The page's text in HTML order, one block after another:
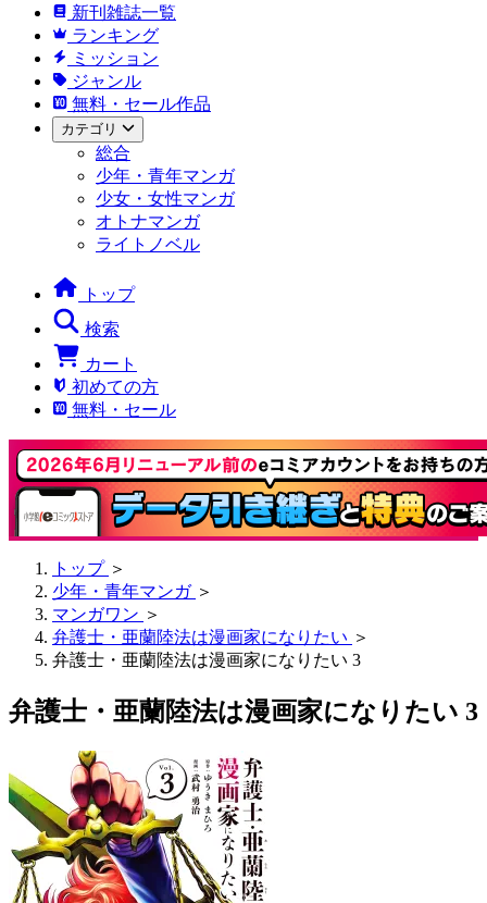
新刊雑誌一覧
ランキング
ミッション
ジャンル
無料・セール作品
カテゴリ
総合
少年・青年マンガ
少女・女性マンガ
オトナマンガ
ライトノベル
トップ
検索
カート
初めての方
無料・セール
トップ ＞
少年・青年マンガ ＞
マンガワン ＞
弁護士・亜蘭陸法は漫画家になりたい ＞
弁護士・亜蘭陸法は漫画家になりたい 3
弁護士・亜蘭陸法は漫画家になりたい 3